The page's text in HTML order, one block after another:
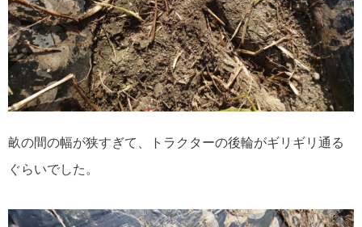
畝の間の幅が狭すぎて、トラクターの後輪がギリギリ通る
ぐらいでした。